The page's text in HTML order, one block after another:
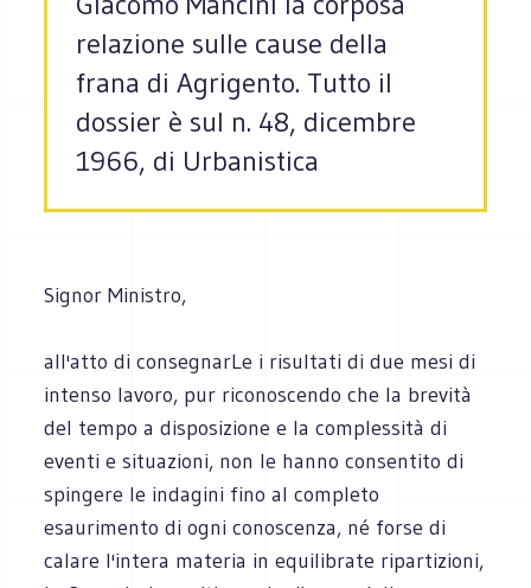
relazione sulle cause della
frana di Agrigento. Tutto il
dossier è sul n. 48, dicembre
1966, di Urbanistica
Signor Ministro,
all'atto di consegnarLe i risultati di due mesi di
intenso lavoro, pur riconoscendo che la brevità
del tempo a disposizione e la complessità di
eventi e situazioni, non le hanno consentito di
spingere le indagini fino al completo
esaurimento di ogni conoscenza, né forse di
calare l'intera materia in equilibrate ripartizioni,